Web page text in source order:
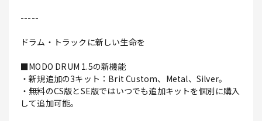
-----
ドラム・トラックに新しい生命を
■MODO DRUM 1.5の新機能
・新規追加の3キット：Brit Custom、Metal、Silver。
・無料のCS版とSE版ではいつでも追加キットを個別に購入
して追加可能。